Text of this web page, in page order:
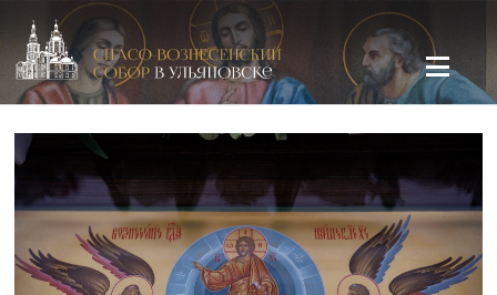
Спасо-Вознесенский кафедральный собор в Ульяновске